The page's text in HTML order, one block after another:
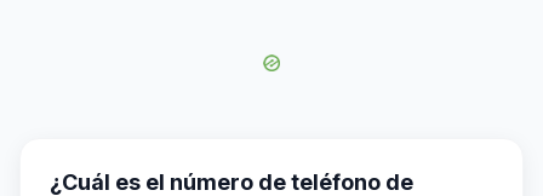
¿Cuál es el número de teléfono de